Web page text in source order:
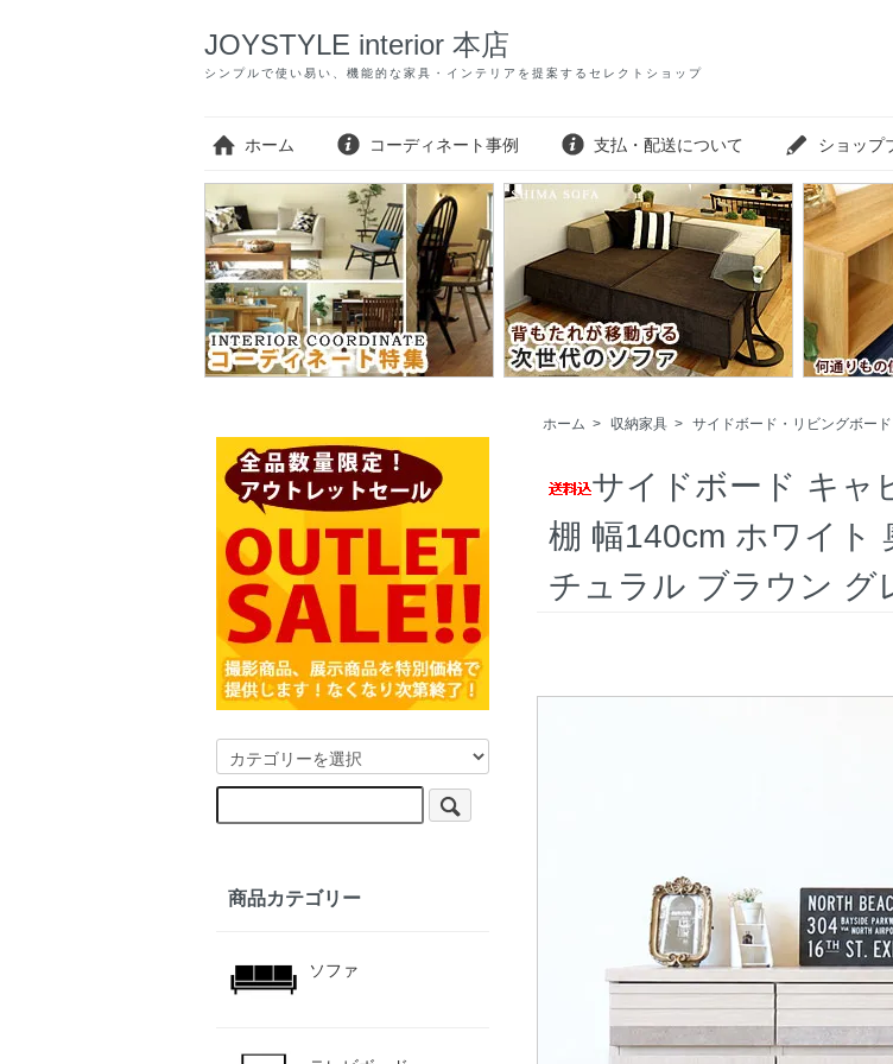
JOYSTYLE interior 本店
シンプルで使い易い、機能的な家具・インテリアを提案するセレクトショップ
ホーム コーディネート事例 支払・配送について ショップ
ホーム > 収納家具 > サイドボード・リビングボード
サイドボード キャ
棚 幅140cm ホワイト
チュラル ブラウン グ
商品カテゴリー
ソファ